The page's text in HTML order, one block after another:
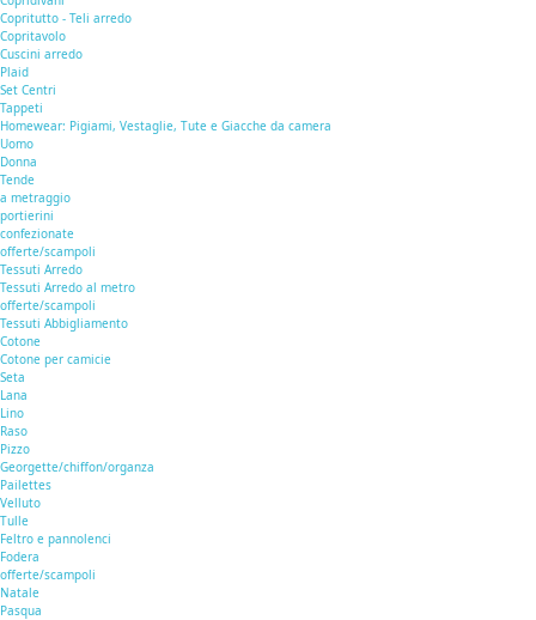
Copritutto - Teli arredo
Copritavolo
Cuscini arredo
Plaid
Set Centri
Tappeti
Homewear: Pigiami, Vestaglie, Tute e Giacche da camera
Uomo
Donna
Tende
a metraggio
portierini
confezionate
offerte/scampoli
Tessuti Arredo
Tessuti Arredo al metro
offerte/scampoli
Tessuti Abbigliamento
Cotone
Cotone per camicie
Seta
Lana
Lino
Raso
Pizzo
Georgette/chiffon/organza
Pailettes
Velluto
Tulle
Feltro e pannolenci
Fodera
offerte/scampoli
Natale
Pasqua